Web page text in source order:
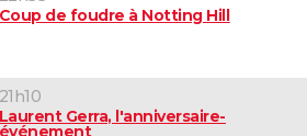
Coup de foudre à Notting Hill
21h10
Laurent Gerra, l'anniversaire-
événement